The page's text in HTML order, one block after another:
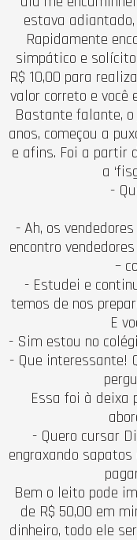
estava
Rapidamente
simpático e solícito
R$ 10,00 para
valor correto e você
Bastante falante, o
anos, começou a
e afins. Foi a partir
a
-
- Ah, os
encontro
–
- Estudei e
temos de nos
E
- Sim estou no
- Que interessante!
Essa foi à deixa
- Quero cursar
engraxando
Bem o leito pode
de R$ 50,00 em
dinheiro, todo ele